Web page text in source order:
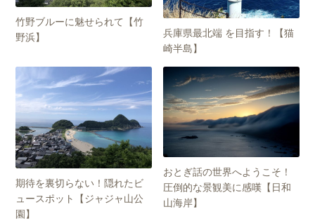
竹野ブルーに魅せられて【竹
野浜】
兵庫県最北端 を目指す！【猫
崎半島】
期待を裏切らない！隠れたビ
ュースポット【ジャジャ山公
園】
おとぎ話の世界へようこそ！
圧倒的な景観美に感嘆【日和
山海岸】